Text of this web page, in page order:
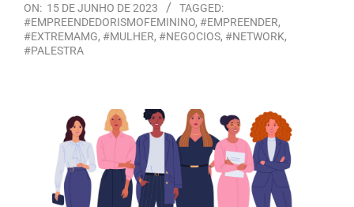
ON: 15 DE JUNHO DE 2023
TAGGED:
#EMPREENDEDORISMOFEMININO, #EMPREENDER,
#EXTREMAMG, #MULHER, #NEGOCIOS, #NETWORK,
#PALESTRA